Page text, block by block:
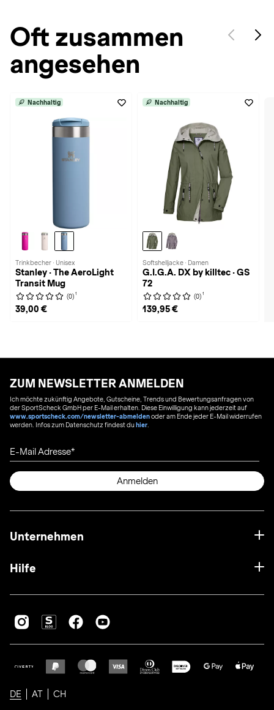
Oft zusammen
angesehen
Nachhaltig
Trinkbecher · Unisex
Stanley · The AeroLight
Transit Mug
(0) 1
39,00 €
Nachhaltig
Softshelljacke · Damen
G.I.G.A. DX by killtec · GS
72
(0) 1
139,95 €
ZUM NEWSLETTER ANMELDEN
Ich möchte zukünftig Angebote, Gutscheine, Trends und Bewertungsanfragen von
der SportScheck GmbH per E-Mail erhalten. Diese Einwilligung kann jederzeit auf
www.sportscheck.com/newsletter-abmeldenoder am Ende jeder E-Mail widerrufen
werden. Infos zum Datenschutz findest duhier
E-Mail Adresse
Anmelden
Unternehmen
Hilfe
DE AT CH